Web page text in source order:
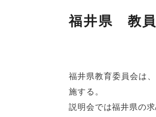
福井県 教員
福井県教育委員会は
施する。
説明会では福井県の